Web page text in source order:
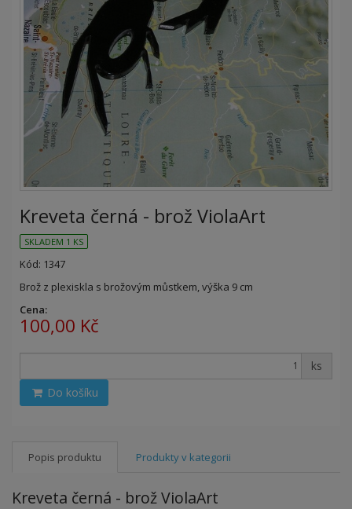
Kreveta černá - brož ViolaArt
SKLADEM 1 KS
Kód: 1347
Brož z plexiskla s brožovým můstkem, výška 9 cm
Cena:
100,00 Kč
ks
Do košíku
Popis produktu Produkty v kategorii
Kreveta černá - brož ViolaArt